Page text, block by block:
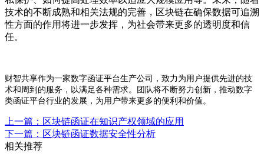
技术的不断成熟和相关法规的完善，区块链在确保数据可追溯
性方面的作用将进一步发挥，为社会带来更多的透明度和信
任。
财智共享作为一家数字函证平台生产公司，致力为用户提供先进的技
术和周到的服务，以满足各种需求。团队将不断努力创新，推动数字
类函证平台行业的发展，为用户带来更多的便利和价值。
上一篇：区块链函证在知识产权领域的应用
下一篇：区块链函证数据安全性分析
相关推荐